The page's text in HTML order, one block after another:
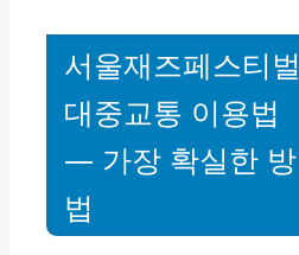
서울재즈페스티벌
대중교통 이용법
— 가장 확실한 방
법